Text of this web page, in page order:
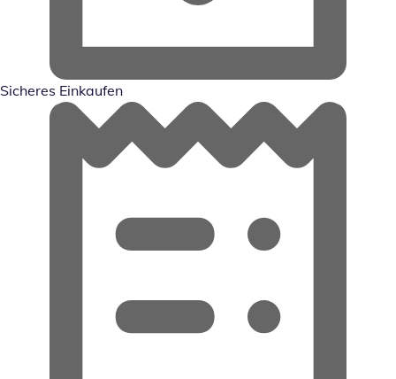
Sicheres Einkaufen